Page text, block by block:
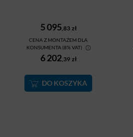
5 095,83 zł
CENA Z MONTAŻEM DLA
KONSUMENTA (8% VAT)
6 202,39 zł
DO KOSZYKA